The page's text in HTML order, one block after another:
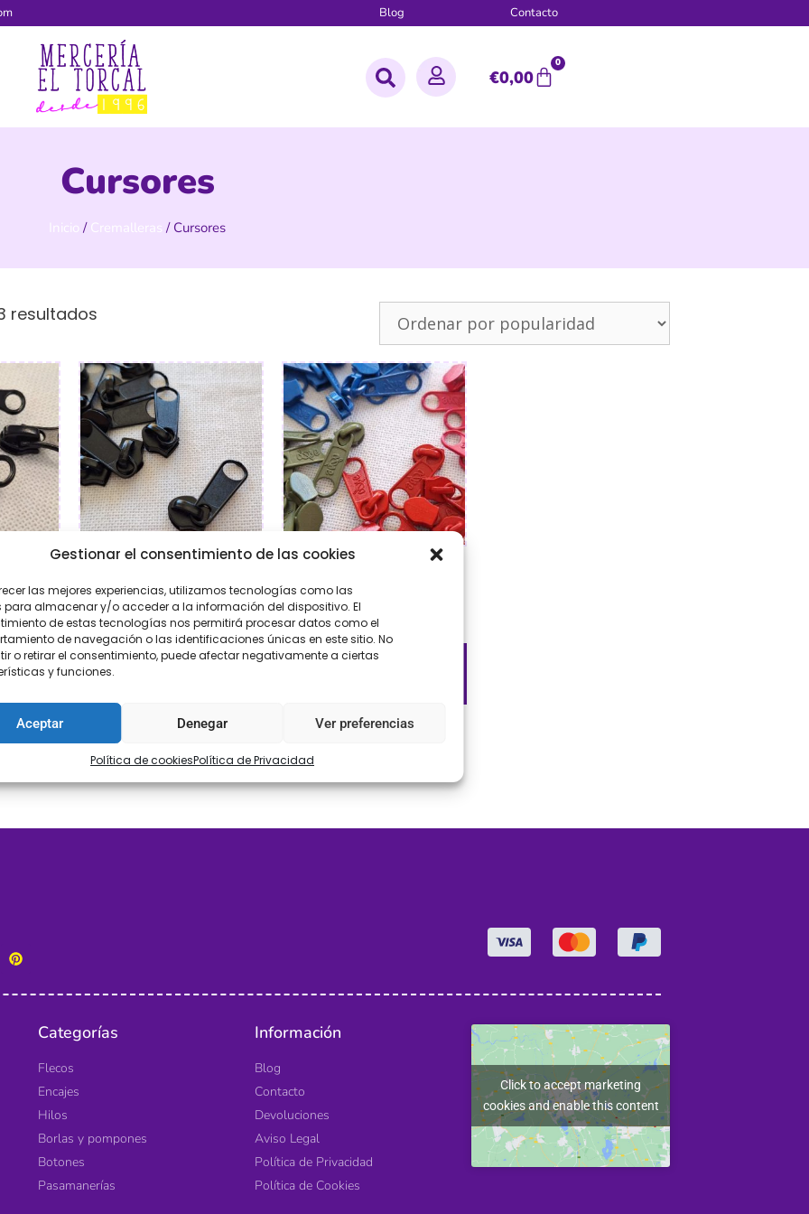
Gestionar el consentimiento de las cookies
las mejores experiencias, utilizamos tecnologías como las
para almacenar y/o acceder a la información del dispositivo. El
de estas tecnologías nos permitirá procesar datos como el
de navegación o las identificaciones únicas en este sitio. No
o retirar el consentimiento, puede afectar negativamente a ciertas
y funciones.
Aceptar Denegar Ver preferencias
Política de cookiesPolítica de Privacidad
Blog Contacto
€0,00
0
Cursores
Inicio / Cremalleras / Cursores
resultados
€1,95
Añadir al carrito
€
Seleccionar
Categorías
Flecos
Encajes
Hilos
Borlas y pompones
Botones
Pasamanerías
Información
Blog
Contacto
Devoluciones
Aviso Legal
Política de Privacidad
Política de Cookies
Click to accept marketing
cookies and enable this content